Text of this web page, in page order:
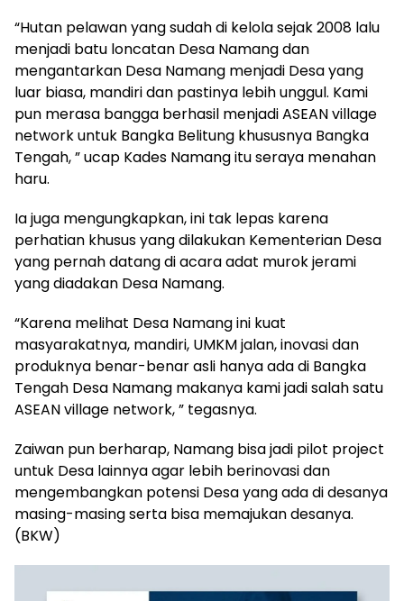
“Hutan pelawan yang sudah di kelola sejak 2008 lalu
menjadi batu loncatan Desa Namang dan
mengantarkan Desa Namang menjadi Desa yang
luar biasa, mandiri dan pastinya lebih unggul. Kami
pun merasa bangga berhasil menjadi ASEAN village
network untuk Bangka Belitung khususnya Bangka
Tengah, ” ucap Kades Namang itu seraya menahan
haru.
Ia juga mengungkapkan, ini tak lepas karena
perhatian khusus yang dilakukan Kementerian Desa
yang pernah datang di acara adat murok jerami
yang diadakan Desa Namang.
“Karena melihat Desa Namang ini kuat
masyarakatnya, mandiri, UMKM jalan, inovasi dan
produknya benar-benar asli hanya ada di Bangka
Tengah Desa Namang makanya kami jadi salah satu
ASEAN village network, ” tegasnya.
Zaiwan pun berharap, Namang bisa jadi pilot project
untuk Desa lainnya agar lebih berinovasi dan
mengembangkan potensi Desa yang ada di desanya
masing-masing serta bisa memajukan desanya.
(BKW)